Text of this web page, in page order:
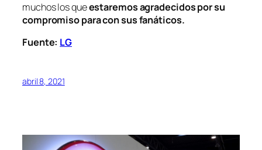
muchos los queestaremos agradecidos por su
compromiso para con sus fanáticos.
Fuente: LG
abril 8, 2021